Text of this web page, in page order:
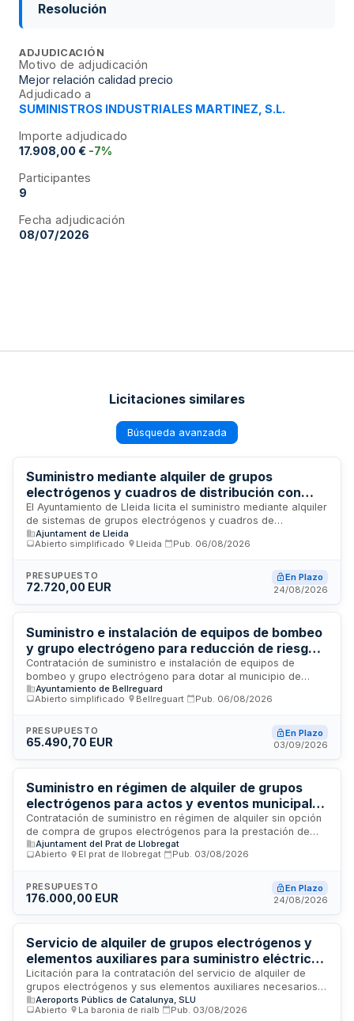
Resolución
ADJUDICACIÓN
Motivo de adjudicación
Mejor relación calidad precio
Adjudicado a
SUMINISTROS INDUSTRIALES MARTINEZ, S.L.
Importe adjudicado
17.908,00 € -7%
Participantes
9
Fecha adjudicación
08/07/2026
Licitaciones similares
Búsqueda avanzada
Suministro mediante alquiler de grupos
electrógenos y cuadros de distribución con
instalación y mantenimiento para las Fiestas de
Lleida
El Ayuntamiento de Lleida licita el suministro mediante alquiler
de sistemas de grupos electrógenos y cuadros de
distribución destinados a la Festa Mayor y las Fiestas de
Otoño. El servicio incluye la instalación, mantenimiento,
combustible necesario para su funcionamiento. Además,
comprende la asistencia de personal técnico cualificado,
seguros derivados de la ejecución del contrato.
Ajuntament de Lleida
Abierto simplificado
Lleida Pub. 06/08/2026
PRESUPUESTO
72.720,00 EUR
En Plazo
24/08/2026
Suministro e instalación de equipos de bombeo
y grupo electrógeno para reducción de riesgo
de inundaciones en Bellreguard
Contratación de suministro e instalación de equipos de
bombeo y grupo electrógeno para dotar al municipio de
Bellreguard de sistemas que reduzcan el riesgo de
inundaciones. El contrato, adjudicado mediante
Contratos del Sector Público, tiene carácter administrativo y
se financia parcialmente mediante subvención de la
responsable de garantizar que todos los equipos queden en
perfecto estado de funcionamiento.
Ayuntamiento de Bellreguard
Abierto simplificado
Bellreguart Pub. 06/08/2026
PRESUPUESTO
65.490,70 EUR
En Plazo
03/09/2026
Suministro en régimen de alquiler de grupos
electrógenos para actos y eventos municipales
del Ayuntamiento del Prat de Llobregat
Contratación de suministro en régimen de alquiler sin opción
de compra de grupos electrógenos para la prestación de
servicios en actos y eventos municipales. El Ayuntamiento del
Prat de Llobregat licita dos lotes diferenciados por potencia
procedimiento abierto simplificado, evaluando la mejor
relación calidad-precio conforme a los criterios
Ajuntament del Prat de Llobregat
Abierto
El prat de llobregat Pub. 03/08/2026
PRESUPUESTO
176.000,00 EUR
En Plazo
24/08/2026
Servicio de alquiler de grupos electrógenos y
elementos auxiliares para suministro eléctrico
provisional en la zona industrial del aeropuerto
de Lleida-Alguaire
Licitación para la contratación del servicio de alquiler de
grupos electrógenos y sus elementos auxiliares necesarios
para proporcionar suministro eléctrico provisional en la zona
industrial del aeropuerto de Lleida-Alguaire. El contrato
Aeroports Públics de Catalunya, SLU
Abierto
La baronia de rialb Pub. 03/08/2026